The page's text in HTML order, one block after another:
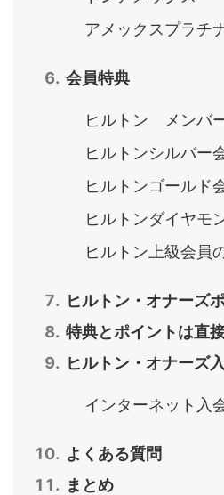
アメックスプラチ
会員特典
ヒルトン メンバ
ヒルトンシルバー
ヒルトンゴールド
ヒルトンダイヤモ
ヒルトン上級会員
ヒルトン・オナーズ
特典とポイントは直
ヒルトン・オナーズ
インターネット入
よくある質問
まとめ